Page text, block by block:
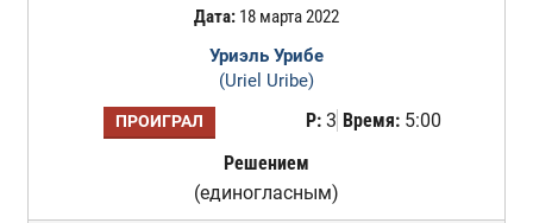
Дата:18 марта 2022
Уриэль Урибе
(Uriel Uribe)
ПРОИГРАЛ Р:3 Время:5:00
Решением
(единогласным)